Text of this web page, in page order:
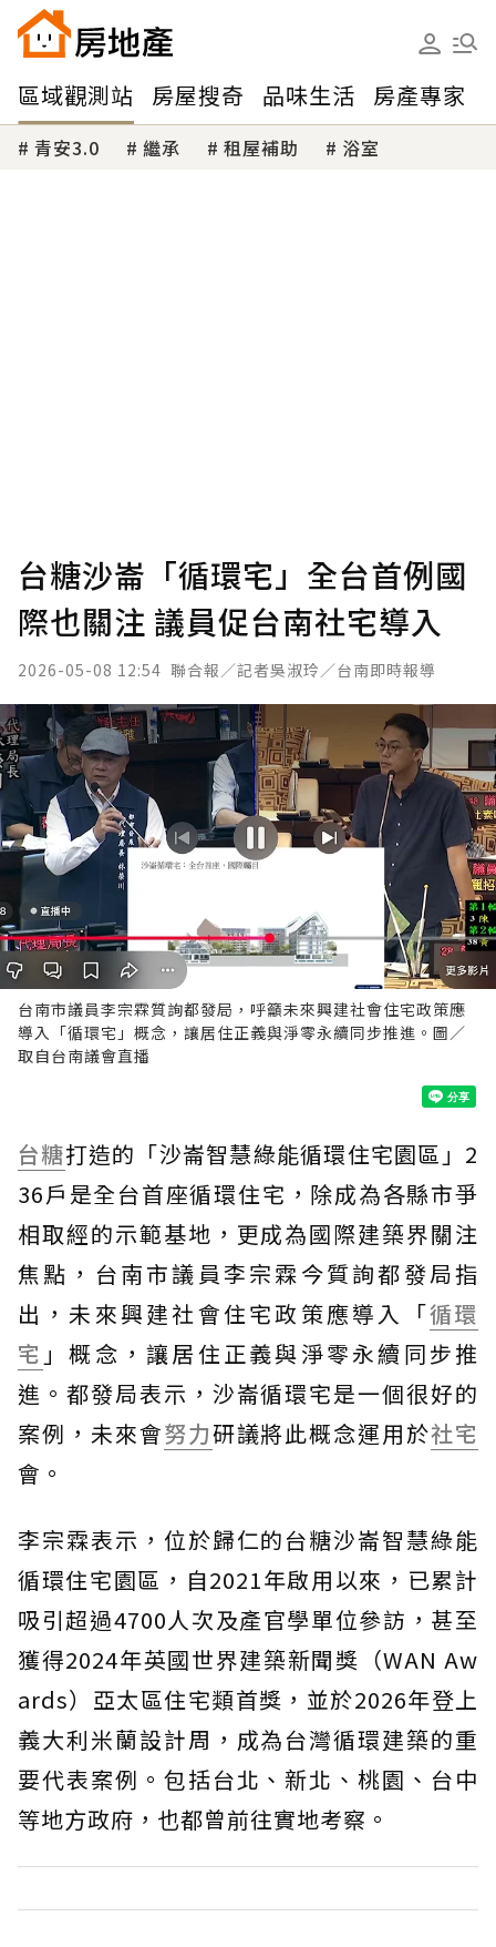
區域觀測站 房屋搜奇 品味生活 房產專家
青安3.0 繼承 租屋補助 浴室
台糖沙崙「循環宅」全台首例國
際也關注 議員促台南社宅導入
2026-05-08 12:54 聯合報／記者吳淑玲／台南即時報導
台南市議員李宗霖質詢都發局，呼籲未來興建社會住宅政策應
導入「循環宅」概念，讓居住正義與淨零永續同步推進。圖／
取自台南議會直播
台糖打造的「沙崙智慧綠能循環住宅園區」2
36戶是全台首座循環住宅，除成為各縣市爭
相取經的示範基地，更成為國際建築界關注
焦點，台南市議員李宗霖今質詢都發局指
出，未來興建社會住宅政策應導入「循環
宅 」概念，讓居住正義與淨零永續同步推
進。都發局表示，沙崙循環宅是一個很好的
案例，未來會努力研議將此概念運用於社宅
會。
李宗霖表示，位於歸仁的台糖沙崙智慧綠能
循環住宅園區，自2021年啟用以來，已累計
吸引超過4700人次及產官學單位參訪，甚至
獲得2024年英國世界建築新聞獎（WAN Aw
ards）亞太區住宅類首獎，並於2026年登上
義大利米蘭設計周，成為台灣循環建築的重
要代表案例。包括台北、新北、桃園、台中
等地方政府，也都曾前往實地考察。